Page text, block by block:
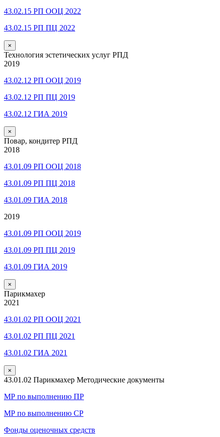
43.02.15 РП ООЦ 2022
43.02.15 РП ПЦ 2022
×
Технология эстетических услуг РПД
2019
43.02.12 РП ООЦ 2019
43.02.12 РП ПЦ 2019
43.02.12 ГИА 2019
×
Повар, кондитер РПД
2018
43.01.09 РП ООЦ 2018
43.01.09 РП ПЦ 2018
43.01.09 ГИА 2018
2019
43.01.09 РП ООЦ 2019
43.01.09 РП ПЦ 2019
43.01.09 ГИА 2019
×
Парикмахер
2021
43.01.02 РП ООЦ 2021
43.01.02 РП ПЦ 2021
43.01.02 ГИА 2021
×
43.01.02 Парикмахер Методические документы
МР по выполнению ПР
МР по выполнению СР
Фонды оценочных средств